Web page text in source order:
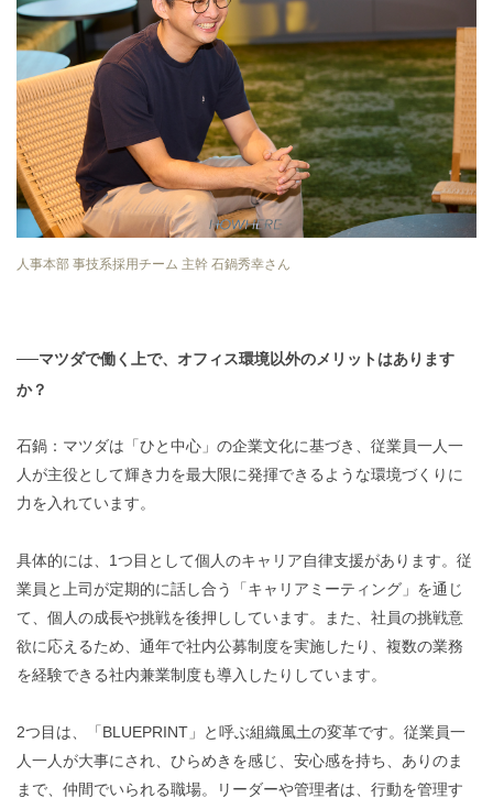
人事本部 事技系採用チーム 主幹 石鍋秀幸さん
──マツダで働く上で、オフィス環境以外のメリットはあります
か？
石鍋：マツダは「ひと中心」の企業文化に基づき、従業員一人一
人が主役として輝き力を最大限に発揮できるような環境づくりに
力を入れています。
具体的には、1つ目として個人のキャリア自律支援があります。従
業員と上司が定期的に話し合う「キャリアミーティング」を通じ
て、個人の成長や挑戦を後押ししています。また、社員の挑戦意
欲に応えるため、通年で社内公募制度を実施したり、複数の業務
を経験できる社内兼業制度も導入したりしています。
2つ目は、「BLUEPRINT」と呼ぶ組織風土の変革です。従業員一
人一人が大事にされ、ひらめきを感じ、安心感を持ち、ありのま
まで、仲間でいられる職場。リーダーや管理者は、行動を管理す